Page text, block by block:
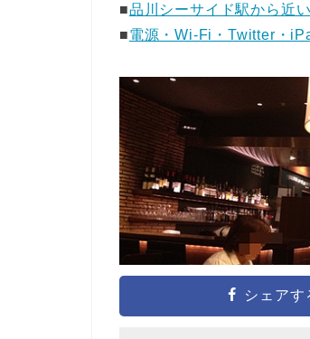
■品川シーサイド駅から近
■電源・Wi-Fi・Twitter・
シェアす